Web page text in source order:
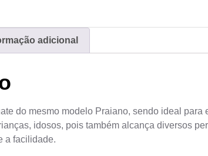
adicional
do mesmo modelo Praiano, sendo ideal
idosos, pois também alcança diversos
a facilidade.